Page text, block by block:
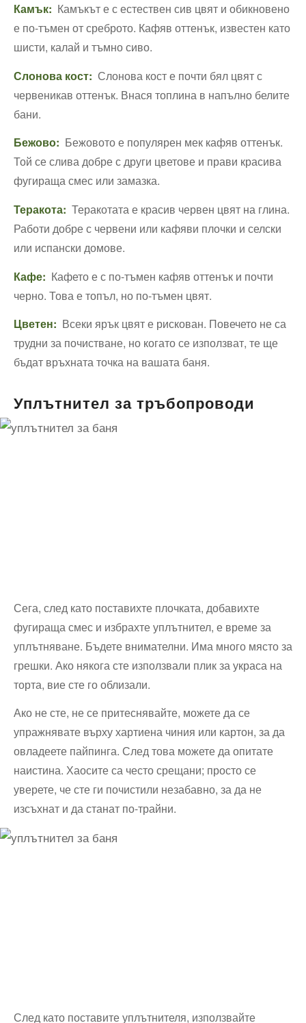
Камък: Камъкът е с естествен сив цвят и обикновено
е по-тъмен от среброто. Кафяв оттенък, известен като
шисти, калай и тъмно сиво.
Слонова кост: Слонова кост е почти бял цвят с
червеникав оттенък. Внася топлина в напълно белите
бани.
Бежово: Бежовото е популярен мек кафяв оттенък.
Той се слива добре с други цветове и прави красива
фугираща смес или замазка.
Теракота: Теракотата е красив червен цвят на глина.
Работи добре с червени или кафяви плочки и селски
или испански домове.
Кафе: Кафето е с по-тъмен кафяв оттенък и почти
черно. Това е топъл, но по-тъмен цвят.
Цветен: Всеки ярък цвят е рискован. Повечето не са
трудни за почистване, но когато се използват, те ще
бъдат връхната точка на вашата баня.
Уплътнител за тръбопроводи
Сега, след като поставихте плочката, добавихте
фугираща смес и избрахте уплътнител, е време за
уплътняване. Бъдете внимателни. Има много място за
грешки. Ако някога сте използвали плик за украса на
торта, вие сте го облизали.
Ако не сте, не се притеснявайте, можете да се
упражнявате върху хартиена чиния или картон, за да
овладеете пайпинга. След това можете да опитате
наистина. Хаосите са често срещани; просто се
уверете, че сте ги почистили незабавно, за да не
изсъхнат и да станат по-трайни.
След като поставите уплътнителя, използвайте